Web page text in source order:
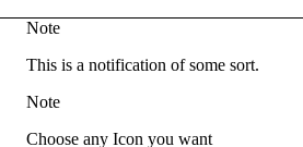
Note
This is a notification of some sort.
Note
Choose any Icon you want